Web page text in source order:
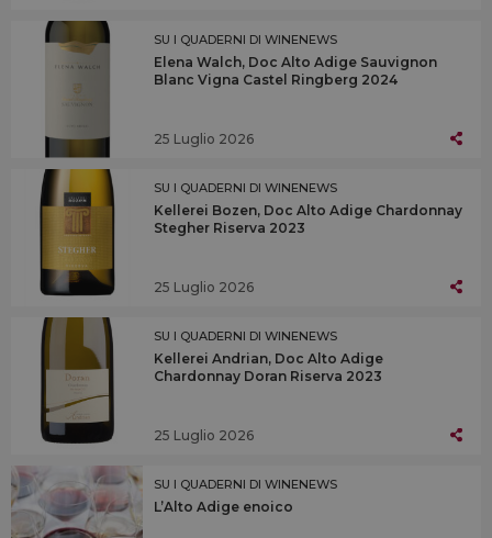
SU I QUADERNI DI WINENEWS
Elena Walch, Doc Alto Adige Sauvignon
Blanc Vigna Castel Ringberg 2024
25 Luglio 2026
SU I QUADERNI DI WINENEWS
Kellerei Bozen, Doc Alto Adige Chardonnay
Stegher Riserva 2023
25 Luglio 2026
SU I QUADERNI DI WINENEWS
Kellerei Andrian, Doc Alto Adige
Chardonnay Doran Riserva 2023
25 Luglio 2026
SU I QUADERNI DI WINENEWS
L’Alto Adige enoico